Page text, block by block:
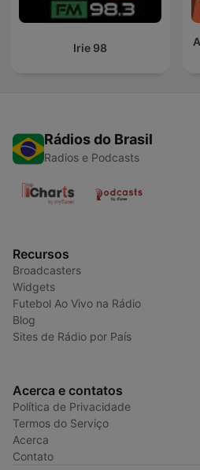
Irie 98
Rádios do Brasil
Radios e Podcasts
Recursos
Broadcasters
Widgets
Futebol Ao Vivo na Rádio
Blog
Sites de Rádio por País
Acerca e contatos
Política de Privacidade
Termos do Serviço
Acerca
Contato